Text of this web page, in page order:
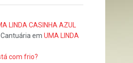
LINDA CASINHA AZUL
em UMA LINDA
com frio?